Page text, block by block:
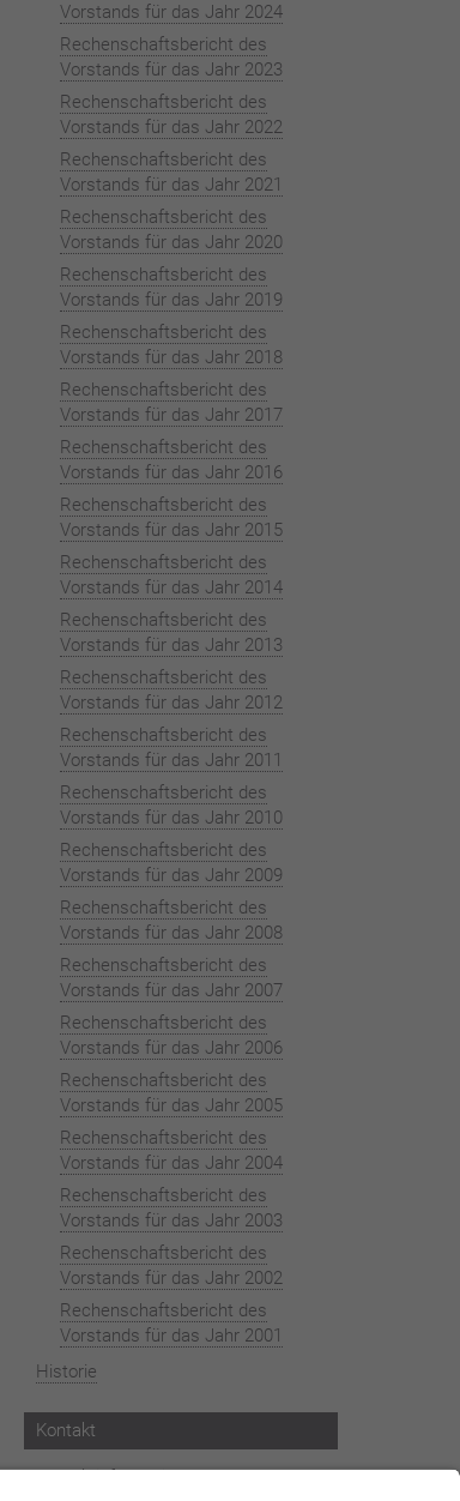
Vorstands für das Jahr 2024
Rechenschaftsbericht des
Vorstands für das Jahr 2023
Rechenschaftsbericht des
Vorstands für das Jahr 2022
Rechenschaftsbericht des
Vorstands für das Jahr 2021
Rechenschaftsbericht des
Vorstands für das Jahr 2020
Rechenschaftsbericht des
Vorstands für das Jahr 2019
Rechenschaftsbericht des
Vorstands für das Jahr 2018
Rechenschaftsbericht des
Vorstands für das Jahr 2017
Rechenschaftsbericht des
Vorstands für das Jahr 2016
Rechenschaftsbericht des
Vorstands für das Jahr 2015
Rechenschaftsbericht des
Vorstands für das Jahr 2014
Rechenschaftsbericht des
Vorstands für das Jahr 2013
Rechenschaftsbericht des
Vorstands für das Jahr 2012
Rechenschaftsbericht des
Vorstands für das Jahr 2011
Rechenschaftsbericht des
Vorstands für das Jahr 2010
Rechenschaftsbericht des
Vorstands für das Jahr 2009
Rechenschaftsbericht des
Vorstands für das Jahr 2008
Rechenschaftsbericht des
Vorstands für das Jahr 2007
Rechenschaftsbericht des
Vorstands für das Jahr 2006
Rechenschaftsbericht des
Vorstands für das Jahr 2005
Rechenschaftsbericht des
Vorstands für das Jahr 2004
Rechenschaftsbericht des
Vorstands für das Jahr 2003
Rechenschaftsbericht des
Vorstands für das Jahr 2002
Rechenschaftsbericht des
Vorstands für das Jahr 2001
Historie
Kontakt
Kontaktinformationen